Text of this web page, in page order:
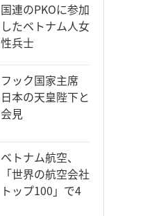
国連のPKOに参加
したベトナム人女
性兵士
フック国家主席
日本の天皇陛下と
会見
ベトナム航空、
「世界の航空会社
トップ100」で4